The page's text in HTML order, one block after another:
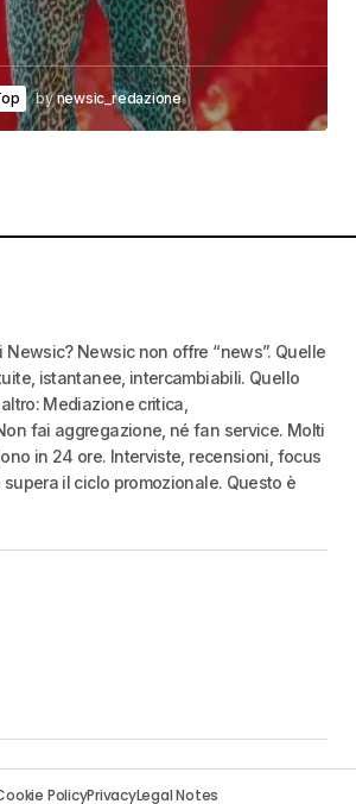
bynewsic_redazione
Newsic? Newsic non offre “news”. Quelle
istantanee, intercambiabili. Quello
Mediazione critica,
fai aggregazione, né fan service. Molti
in 24 ore. Interviste, recensioni, focus
il ciclo promozionale. Questo è
PolicyPrivacyLegal Notes